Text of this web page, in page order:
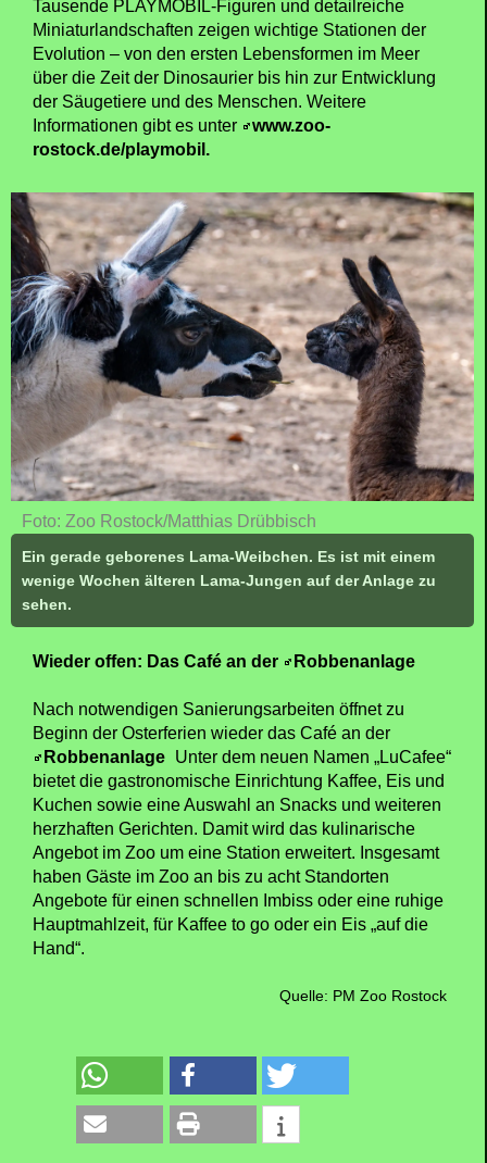
Tausende PLAYMOBIL-Figuren und detailreiche
Miniaturlandschaften zeigen wichtige Stationen der
Evolution – von den ersten Lebensformen im Meer
über die Zeit der Dinosaurier bis hin zur Entwicklung
der Säugetiere und des Menschen. Weitere
Informationen gibt es unter
www.zoo-
rostock.de/playmobil.
Foto: Zoo Rostock/Matthias Drübbisch
Ein gerade geborenes Lama-Weibchen. Es ist mit einem
wenige Wochen älteren Lama-Jungen auf der Anlage zu
sehen.
Wieder offen: Das Café an der Robbenanlage
Nach notwendigen Sanierungsarbeiten öffnet zu
Beginn der Osterferien wieder das Café an der
Robbenanlage Unter dem neuen Namen „LuCafee“
bietet die gastronomische Einrichtung Kaffee, Eis und
Kuchen sowie eine Auswahl an Snacks und weiteren
herzhaften Gerichten. Damit wird das kulinarische
Angebot im Zoo um eine Station erweitert. Insgesamt
haben Gäste im Zoo an bis zu acht Standorten
Angebote für einen schnellen Imbiss oder eine ruhige
Hauptmahlzeit, für Kaffee to go oder ein Eis „auf die
Hand“.
Quelle: PM Zoo Rostock